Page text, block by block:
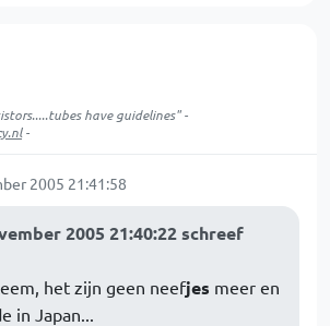
have guidelines" -
-
2005 21:41:58
2005 21:40:22 schreef
het zijn geen neefjes meer en
in Japan...